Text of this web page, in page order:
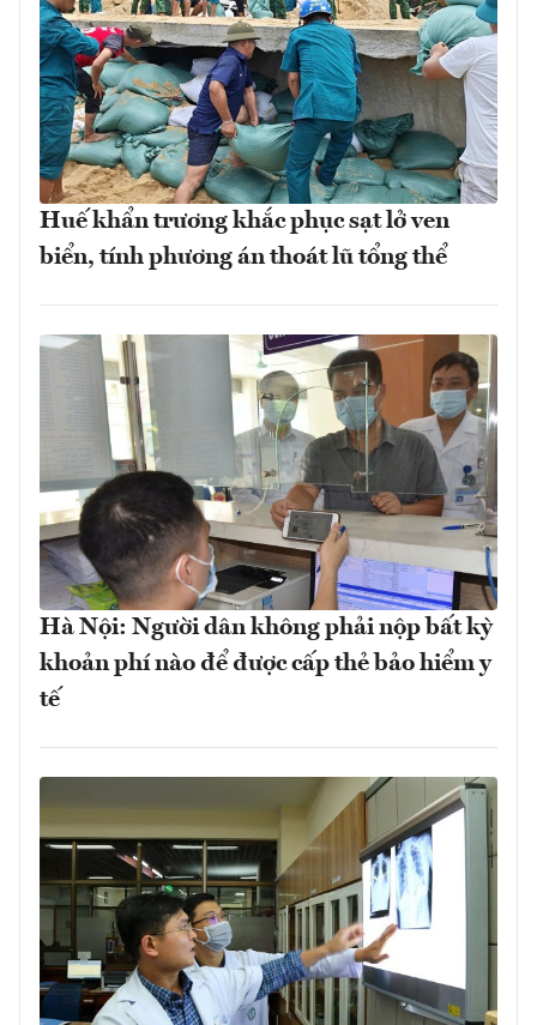
Huế khẩn trương khắc phục sạt lở ven
biển, tính phương án thoát lũ tổng thể
Hà Nội: Người dân không phải nộp bất kỳ
khoản phí nào để được cấp thẻ bảo hiểm y
tế